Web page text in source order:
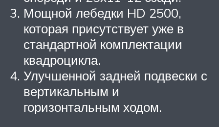
Мощной лебедки HD 2500,
которая присутствует уже в
стандартной комплектации
квадроцикла.
Улучшенной задней подвески с
вертикальным и
горизонтальным ходом.